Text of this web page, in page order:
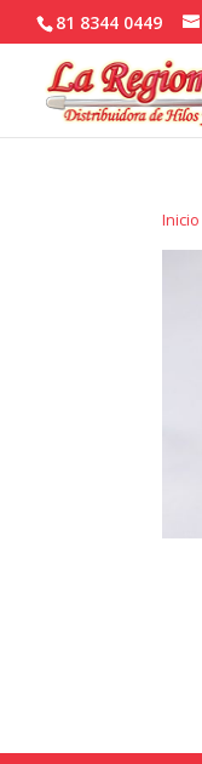
81 8344 0449
Inicio